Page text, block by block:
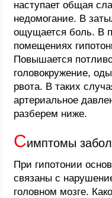
наступает общая
недомогание. В
ощущается боль. В
помещениях
Повышается
головокружение,
рвота. В таких
артериальное
разберем ниже.
Симптомы
При гипотонии
связаны с
головном мозге.